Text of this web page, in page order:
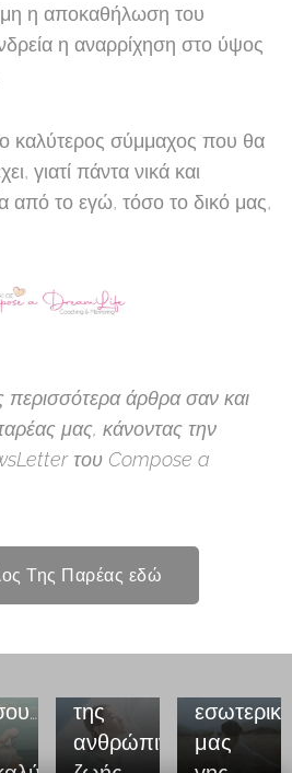
η αποκαθήλωση του
η αναρρίχηση στο ύψος
καλύτερος σύμμαχος που θα
γιατί πάντα νικά και
από το εγώ, τόσο το δικό μας,
περισσότερα άρθρα σαν και
μας, κάνοντας την
του Compose a
Της Παρέας εδώ
Το
της
ανθρώπινης
μάνα
μας